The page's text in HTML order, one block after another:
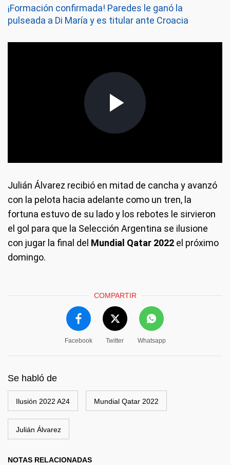
¡Formación confirmada! Paredes le ganó la
pulseada a Di María y es titular ante Croacia
Julián Álvarez recibió en mitad de cancha y avanzó
con la pelota hacia adelante como un tren, la
fortuna estuvo de su lado y los rebotes le sirvieron
el gol para que la Selección Argentina se ilusione
con jugar la final del Mundial Qatar 2022 el próximo
domingo.
COMPARTIR
Facebook Twitter Whatsapp
Se habló de
Ilusión 2022 A24 Mundial Qatar 2022
Julián Álvarez
NOTAS RELACIONADAS